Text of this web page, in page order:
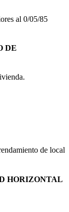
al 0/05/85
DE
de local
HORIZONTAL